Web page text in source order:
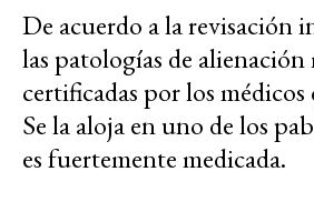
De acuerdo a la revisación
las patologías de alienación
certificadas por los
Se la aloja en uno de los
es fuertemente medicada.